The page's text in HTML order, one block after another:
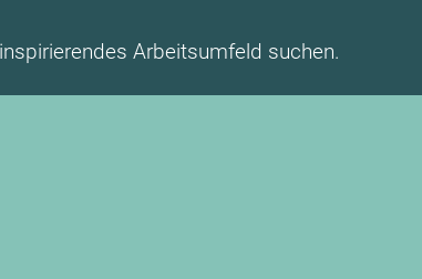
Arbeitsumfeld suchen.